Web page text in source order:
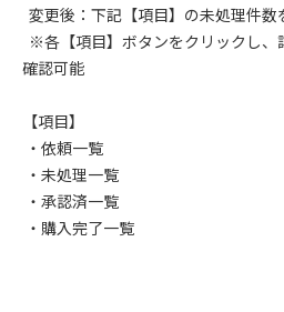
変更後：下記【項目】の未処理件数
※各【項目】ボタンをクリックし、
確認可能
【項目】
・依頼一覧
・未処理一覧
・承認済一覧
・購入完了一覧